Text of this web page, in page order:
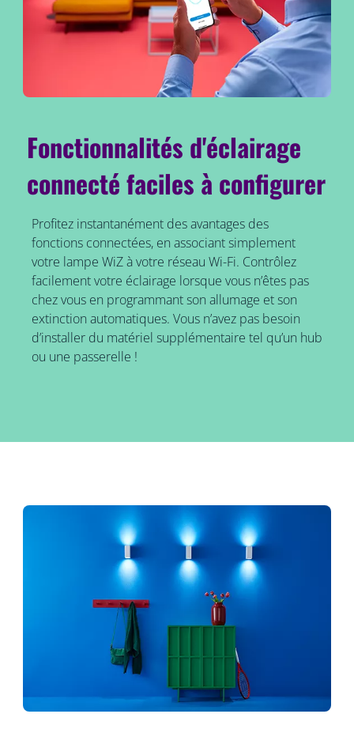
Fonctionnalités d'éclairage
connecté faciles à configurer
Profitez instantanément des avantages des
fonctions connectées, en associant simplement
votre lampe WiZ à votre réseau Wi-Fi. Contrôlez
facilement votre éclairage lorsque vous n’êtes pas
chez vous en programmant son allumage et son
extinction automatiques. Vous n’avez pas besoin
d’installer du matériel supplémentaire tel qu’un hub
ou une passerelle !